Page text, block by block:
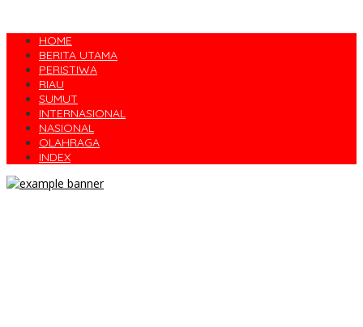
HOME
BERITA UTAMA
PERISTIWA
RIAU
SUMUT
INTERNASIONAL
NASIONAL
OLAHRAGA
INDEX